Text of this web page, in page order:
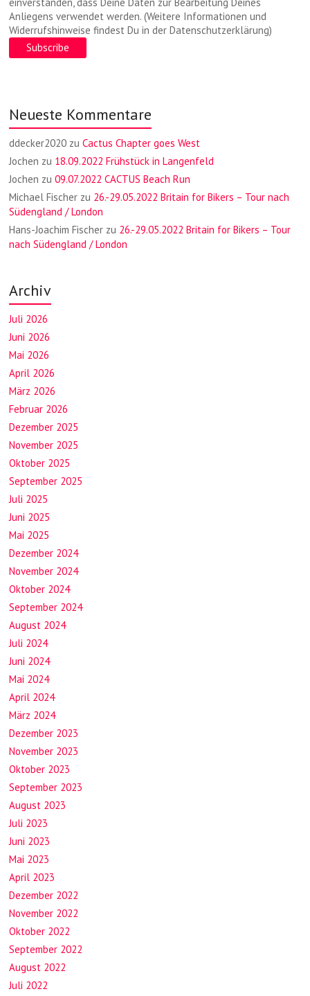
Anliegens verwendet werden. (Weitere Informationen und
Widerrufshinweise findest Du in der Datenschutzerklärung)
Neueste Kommentare
ddecker2020 zuCactus Chapter goes West
Jochen zu 18.09.2022 Frühstück in Langenfeld
Jochen zu09.07.2022 CACTUS Beach Run
Michael Fischer zu 26.-29.05.2022 Britain for Bikers – Tour nach
Südengland / London
Hans-Joachim Fischer zu 26.-29.05.2022 Britain for Bikers – Tour
nach Südengland / London
Archiv
Juli 2026
Juni 2026
Mai 2026
April 2026
März 2026
Februar 2026
Dezember 2025
November 2025
Oktober 2025
September 2025
Juli 2025
Juni 2025
Mai 2025
Dezember 2024
November 2024
Oktober 2024
September 2024
August 2024
Juli 2024
Juni 2024
Mai 2024
April 2024
März 2024
Dezember 2023
November 2023
Oktober 2023
September 2023
August 2023
Juli 2023
Juni 2023
Mai 2023
April 2023
Dezember 2022
November 2022
Oktober 2022
September 2022
August 2022
Juli 2022